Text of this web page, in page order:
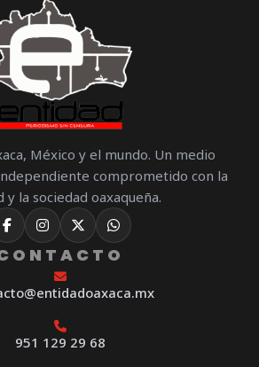
México y el mundo. Un medio
comprometido con la
y la sociedad oaxaqueña.
951 129 29 68